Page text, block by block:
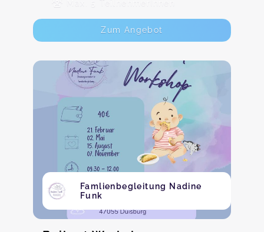
Max. 5 TeilnehmerInnen
Zum Angebot
Famlienbegleitung Nadine
Funk